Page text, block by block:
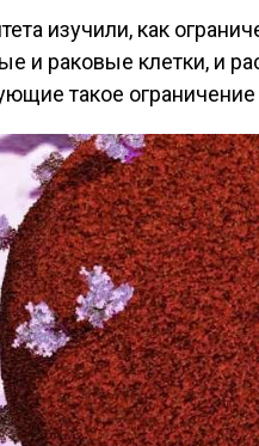
изучили, как
и раковые клетки, и
такое ограничение